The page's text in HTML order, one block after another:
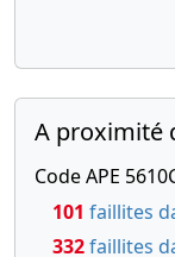
A proximité
Code APE
101 faillites
332faillites